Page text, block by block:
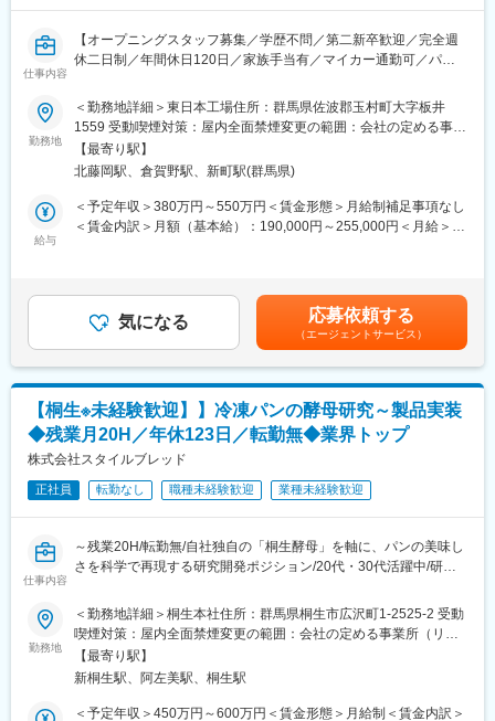
売／物流までのサプライチェーン全体を一貫してプロデュースし
ております。企画にとどまらず、規格に基づいた自社工場を活用
社の強みです。
（５）産業廃棄物管理
■キャリアアップ：
将来的に保全計画を立てるような上流の業務にも関わっていただ
■組織構成：
工場全体15名（そのうち設備課は3名）
3交代制で働いていただきます。週ごとに働く時間が固定となるた
め、毎日出勤時間が変わることはございません。
・福利厚生も充実しており、正社員として長期就業が可能な環境
です。
・ボンカレーシリーズをはじめ炭酸飲料マッチ等、顧客・消費者
の方になじみのある商品を扱っています。
変更の範囲：会社の定める業務
仕事内容
【オープニングスタッフ募集／学歴不問／第二新卒歓迎／完全週
休二日制／年間休日120日／家族手当有／マイカー通勤可／パン
働き方◎／扱うパン粉は1000種類以上、国内13拠点に工場を展
開】
■職務内容
パン粉やその原料となるパンの製造をお任せします。まずは現場
で一連の業務をお任せします。取引先も大手食品加工メーカーや
スーパー・コンビニなどがメインなので安定性は抜群です。
ます。
・パン粉製造：熟成したパンをお客様のニーズに応じた様々な粒
度に粉砕し、計量、充填、包装するまでの一連の業務となりま
す。）
・原料の発注・機械の簡単なメンテナンス・人員のシフト管理・
在庫管理
■配属先情報
社員の過半数を経験者採用が占めているので、ハンデを感じにく
い環境です。
■働き方
・平均有休取得日数12.4日
・転勤無しと安定勤務が可能◎
・マイカー通勤可：現在は高崎市・前橋市・伊勢崎市・埼玉北部
などから通勤している社員も在籍しており、広いエリアから通勤
が可能な立地です。
す。次月分のシフトに関しては前月にお伝えしております。
勤務地
＜勤務地詳細＞東日本工場住所：群馬県佐波郡玉村町大字板井
1559 受動喫煙対策：屋内全面禁煙変更の範囲：会社の定める事業
所【最寄り駅】
北藤岡駅、倉賀野駅、新町駅(群馬県)
給与
＜予定年収＞380万円～550万円＜賃金形態＞月給制補足事項なし
＜賃金内訳＞月額（基本給）：190,000円～255,000円＜月給＞
方/一人5,000円で上限15,000円)●各種社会保険完備賃金はあくま
でも目安の金額であり、選考を通じて上下する可能性がありま
す。月給(月額)は固定手当を含めた表記です。
気になる 応募依頼する
（エージェントサービス）
【桐生※未経験歓迎】】冷凍パンの酵母研究～製品実装
◆残業月20H／年休123日／転勤無◆業界トップ
株式会社スタイルブレッド
正社員 転勤なし 職種未経験歓迎 業種未経験歓迎
仕事内容
～残業20H/転勤無/自社独自の「桐生酵母」を軸に、パンの美味し
さを科学で再現する研究開発ポジション/20代・30代活躍中/研究
■募集背景：
酵母研究専任は現在1名体制。自社の最重要資産である酵母技術を
強化し、品質向上・新商品開発を加速するための増員募集です。
■業務内容：
勤務地
＜勤務地詳細＞桐生本社住所：群馬県桐生市広沢町1-2525-2 受動
喫煙対策：屋内全面禁煙変更の範囲：会社の定める事業所（リモ
ートワーク含む）
【最寄り駅】
新桐生駅、阿左美駅、桐生駅
＜予定年収＞450万円～600万円＜賃金形態＞月給制＜賃金内訳＞